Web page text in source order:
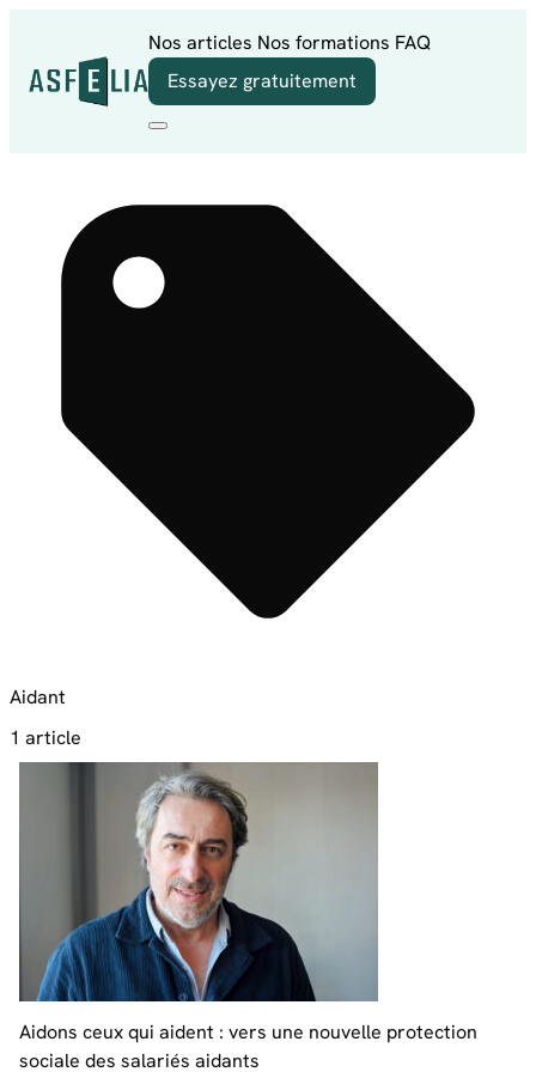
Nos articles Nos formations FAQ
Essayez gratuitement
Aidant
1 article
Aidons ceux qui aident : vers une nouvelle protection
sociale des salariés aidants